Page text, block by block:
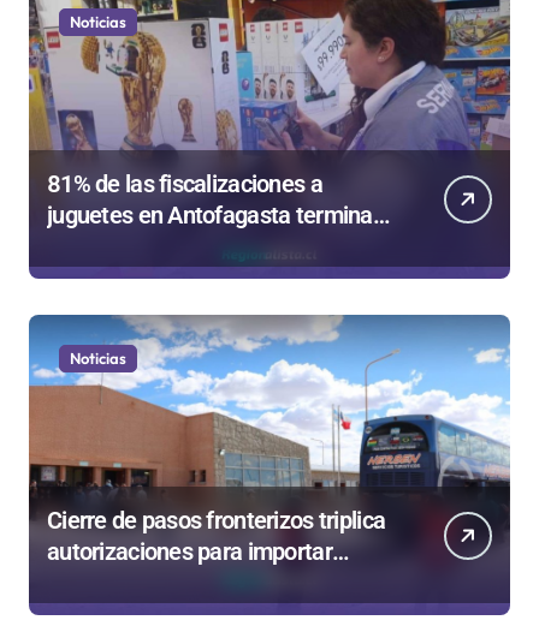
Noticias
81% de las fiscalizaciones a
juguetes en Antofagasta termina
en sumarios sanitarios
Noticias
Cierre de pasos fronterizos triplica
autorizaciones para importar